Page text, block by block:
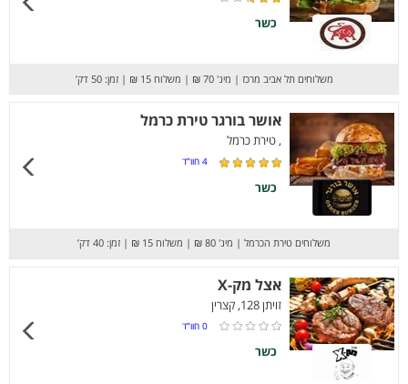
כשר
משלוחים תל אביב מרכז | מינ' 70 ₪ | משלוח 15 ₪ | זמן: 50 דק’
אושר בורגר טירת כרמל
, טירת כרמל
4 חוו”ד
כשר
משלוחים טירת הכרמל | מינ' 80 ₪ | משלוח 15 ₪ | זמן: 40 דק’
אצל מק-X
זויתן 128, קצרין
0 חוו”ד
כשר